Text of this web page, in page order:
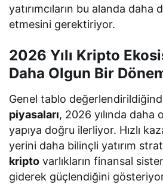
yatırımcıların bu alanda daha
etmesini gerektiriyor.
2026 Yılı Kripto
Daha Olgun Bir
Genel tablo
piyasaları, 2026 yılında
yapıya doğru ilerliyor. Hızlı
yerini daha bilinçli yatırım
kripto varlıkların finansal
giderek güçlendiğini